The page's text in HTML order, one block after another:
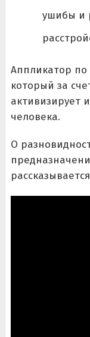
ушибы и
Аппликатор по
который за
активизирует
человека.
О